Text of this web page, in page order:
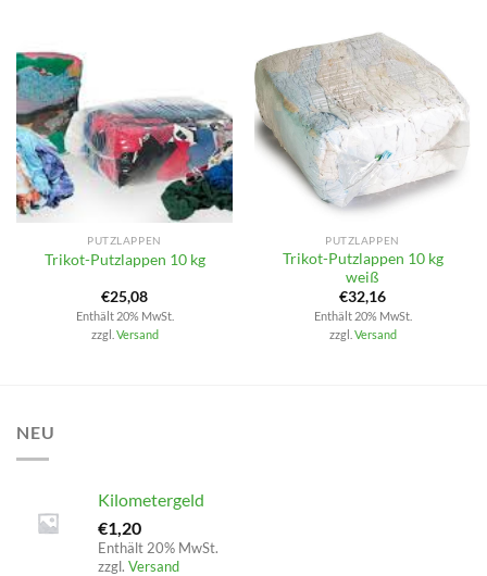
PUTZLAPPEN
Trikot-Putzlappen 10 kg
€25,08
Enthält 20% MwSt.
zzgl. Versand
PUTZLAPPEN
Trikot-Putzlappen 10 kg
weiß
€32,16
Enthält 20% MwSt.
zzgl. Versand
NEU
Kilometergeld
€1,20
Enthält 20% MwSt.
zzgl. Versand